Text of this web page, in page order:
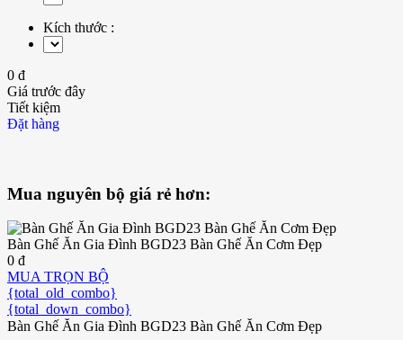
Kích thước :
0 đ
Giá trước đây
Tiết kiệm
Đặt hàng
Mua nguyên bộ giá rẻ hơn:
Bàn Ghế Ăn Gia Đình BGD23 Bàn Ghế Ăn Cơm Đẹp
0 đ
MUA TRỌN BỘ
{total_old_combo}
{total_down_combo}
Bàn Ghế Ăn Gia Đình BGD23 Bàn Ghế Ăn Cơm Đẹp